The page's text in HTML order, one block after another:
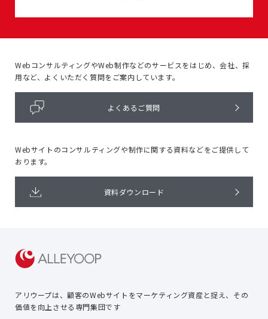
WebコンサルティングやWeb制作などのサービスをはじめ、会社、採
用など、よくいただく質問をご案内しています。
よくあるご質問
Webサイトのコンサルティングや制作に関する資料などをご提供して
おります。
資料ダウンロード
アリウープは、顧客のWebサイトをマーケティング資産と捉え、 その
価値を向上させる専門集団です